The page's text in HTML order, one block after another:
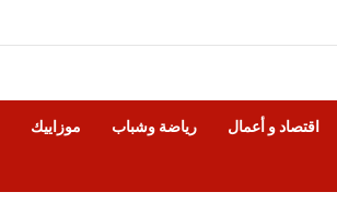
اقتصاد و أعمال رياضة وشباب موزاييك